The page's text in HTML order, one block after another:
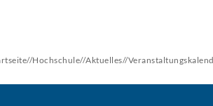
//Hochschule//Aktuelles//